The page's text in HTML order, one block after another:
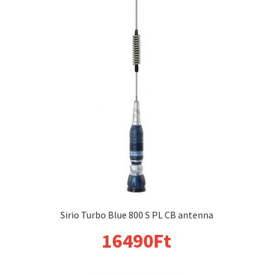
Sirio Turbo Blue 800 S PL CB antenna
16490Ft